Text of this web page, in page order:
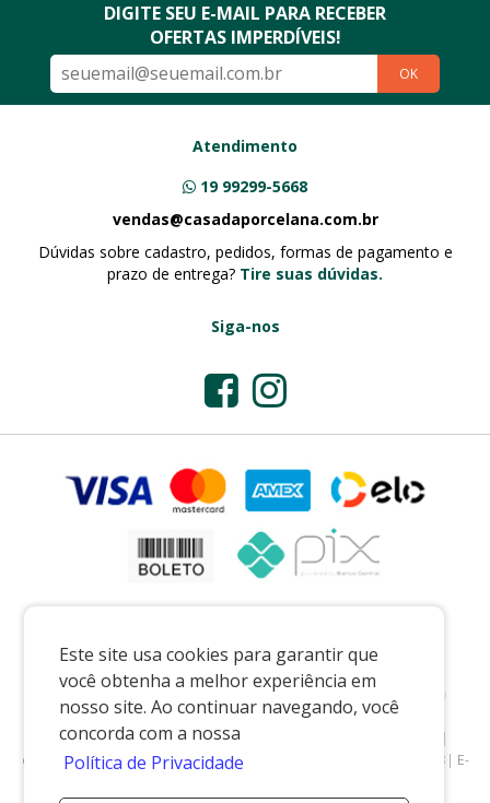
Este site usa cookies para garantir que
você obtenha a melhor experiência em
nosso site. Ao continuar navegando, você
concorda com a nossa
Política de Privacidade
DIGITE SEU E-MAIL PARA RECEBER
OFERTAS IMPERDÍVEIS!
OK
Atendimento
19 99299-5668
vendas@casadaporcelana.com.br
Dúvidas sobre cadastro, pedidos, formas de pagamento e
prazo de entrega? Tire suas dúvidas.
Siga-nos
Preços e condições exclusivos para o casadaporcelana.com.br e para o
televendas, podendo sofrer alterações sem prévia notiﬁcação.
CASA DA PORCELANA COMERCIO LTDA
|
casadaporcelana.com.br|Pedreira/SP
| Telefone: 19 99299-5668| E-